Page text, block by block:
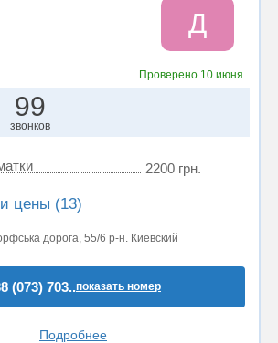
Д
Проверено 10 июня
99
звонков
2200 грн.
цены (13)
дорога, 55/6 р-н. Киевский
(073) 703..показать номер
Подробнее